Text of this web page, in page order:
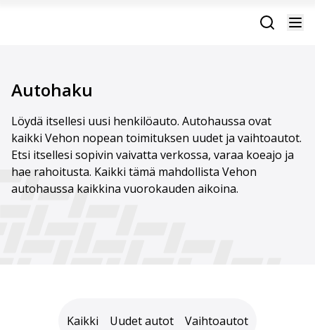
Autohaku
Löydä itsellesi uusi henkilöauto. Autohaussa ovat
kaikki Vehon nopean toimituksen uudet ja vaihtoautot.
Etsi itsellesi sopivin vaivatta verkossa, varaa koeajo ja
hae rahoitusta. Kaikki tämä mahdollista Vehon
autohaussa kaikkina vuorokauden aikoina.
Kaikki Uudet autot Vaihtoautot